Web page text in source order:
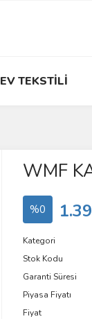
EV TEKSTİLİ
WMF
%0
Kategori
Stok Kodu
Garanti Süresi
Piyasa Fiyatı
Fiyat